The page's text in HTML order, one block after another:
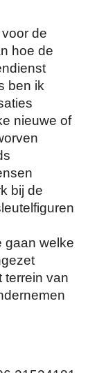
de
hoe de
ben ik
nieuwe of
bij de
gaan welke
terrein van